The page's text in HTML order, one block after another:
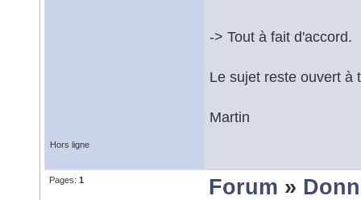
-> Tout à fait d'accord.
Le sujet reste ouvert à
Martin
Hors ligne
Pages: 1 Forum »